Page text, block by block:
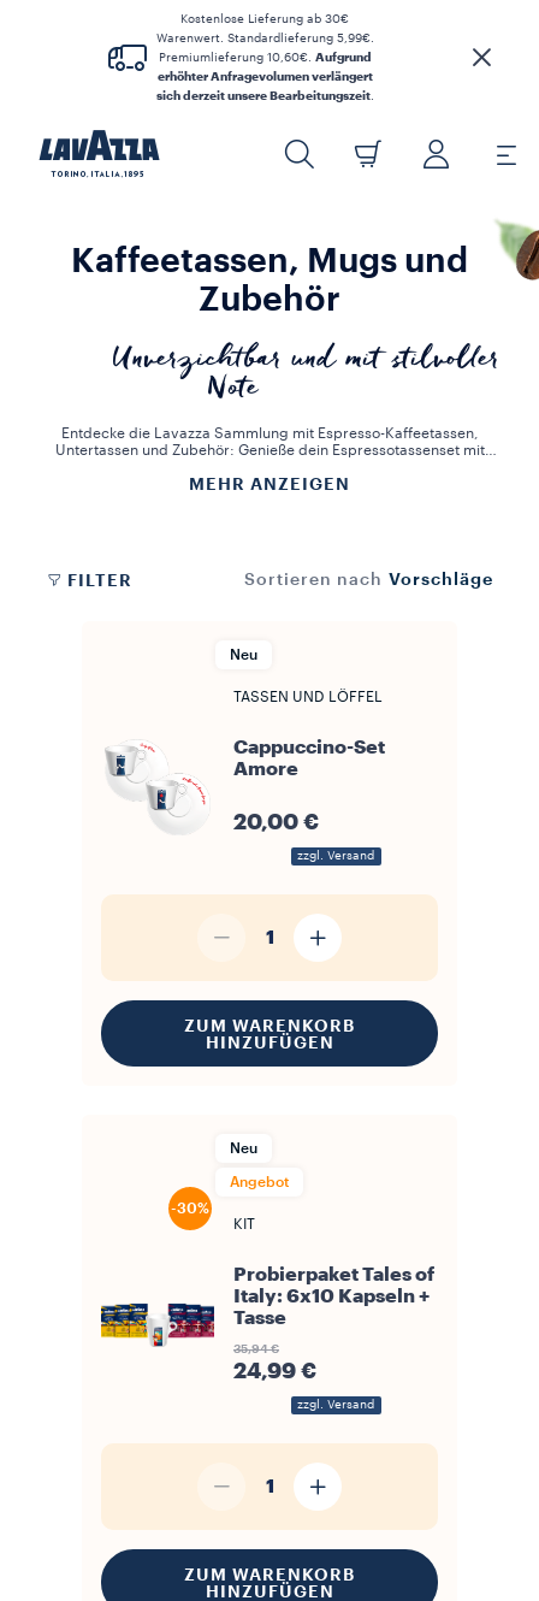
Kostenlose Lieferung ab 30€
Warenwert. Standardlieferung 5,99€.
Premiumlieferung 10,60€. Aufgrund
erhöhter Anfragevolumen verlängert
sich derzeit unsere Bearbeitungszeit.
Kaffeetassen, Mugs und
Zubehör
Unverzichtbar und mit stilvoller
Note
Entdecke die Lavazza Sammlung mit Espresso-Kaffeetassen,
Untertassen und Zubehör: Genieße dein Espressotassenset mit
Wähle das ideale Accessoire, um deinem Zuhause eine stilvolle
MEHR ANZEIGEN
FILTER Sortieren nach Vorschläge
Neu
TASSEN UND LÖFFEL
Cappuccino-Set
Amore
20,00 €
zzgl. Versand
1
ZUM WARENKORB
HINZUFÜGEN
Neu
Angebot
-30%
KIT
Probierpaket Tales of
Italy: 6x10 Kapseln +
Tasse
35,94 €
24,99 €
zzgl. Versand
1
ZUM WARENKORB
HINZUFÜGEN